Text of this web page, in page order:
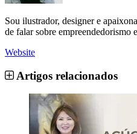
Sou ilustrador, designer e
de falar sobre empreendedorismo
Website
Artigos relacionados